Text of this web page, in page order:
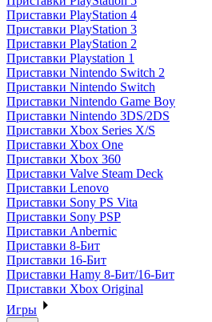
Приставки PlayStation 4
Приставки PlayStation 3
Приставки PlayStation 2
Приставки Playstation 1
Приставки Nintendo Switch 2
Приставки Nintendo Switch
Приставки Nintendo Game Boy
Приставки Nintendo 3DS/2DS
Приставки Xbox Series X/S
Приставки Xbox One
Приставки Xbox 360
Приставки Valve Steam Deck
Приставки Lenovo
Приставки Sony PS Vita
Приставки Sony PSP
Приставки Anbernic
Приставки 8-Бит
Приставки 16-Бит
Приставки Hamy 8-Бит/16-Бит
Приставки Xbox Original
Игры